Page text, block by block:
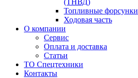
(ТНВД)
Топливные форсунки
Ходовая часть
О компании
Сервис
Оплата и доставка
Статьи
ТО Спецтехники
Контакты